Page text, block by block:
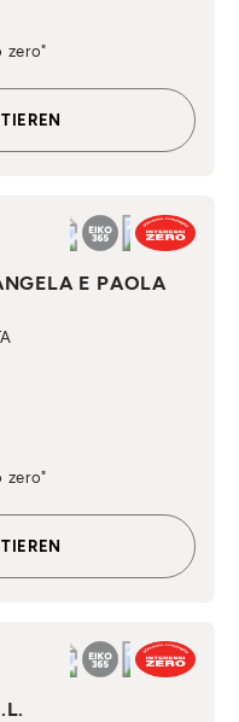
zero"
E PAOLA
zero"